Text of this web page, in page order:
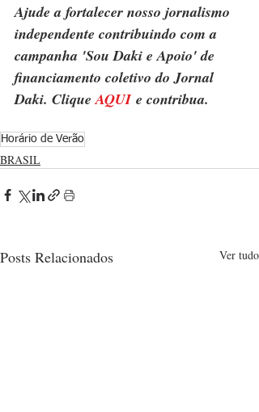
Ajude a fortalecer nosso jornalismo
independente contribuindo com a
campanha 'Sou Daki e Apoio' de
financiamento coletivo do Jornal
Daki. Clique AQUI e contribua.
Horário de Verão
BRASIL
Posts Relacionados Ver tudo